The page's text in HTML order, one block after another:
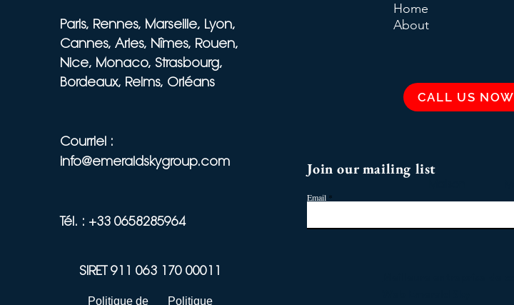
Paris, Rennes, Marseille, Lyon,
Cannes, Arles, Nîmes, Rouen,
Nice, Monaco, Strasbourg,
Bordeaux, Reims, Orléans
Courriel :
info@emeraldskygroup.com
Tél. : +33 0658285964
SIRET 911 063 170 00011
Politique de Politique
Home
About
CALL US NOW
Join our mailing list
Email